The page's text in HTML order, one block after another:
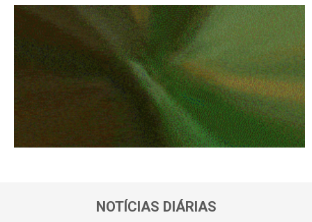
NOTÍCIAS DIÁRIAS